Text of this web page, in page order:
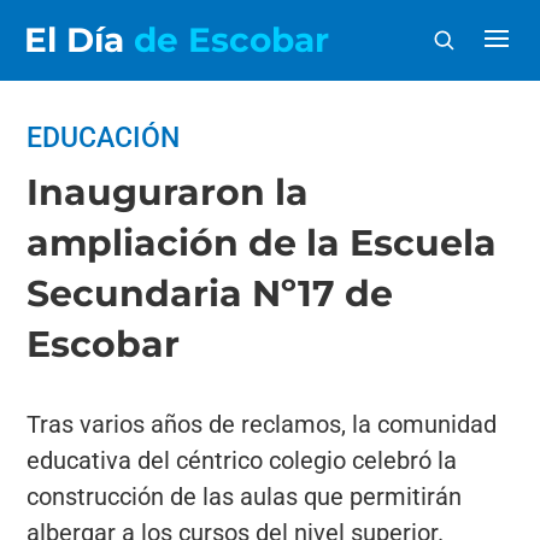
El Día de Escobar
EDUCACIÓN
Inauguraron la
ampliación de la Escuela
Secundaria Nº17 de
Escobar
Tras varios años de reclamos, la comunidad
educativa del céntrico colegio celebró la
construcción de las aulas que permitirán
albergar a los cursos del nivel superior.